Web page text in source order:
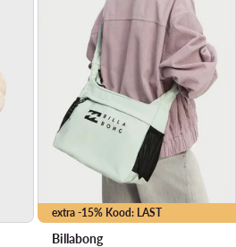
extra -15% Kood: LAST
Billabong